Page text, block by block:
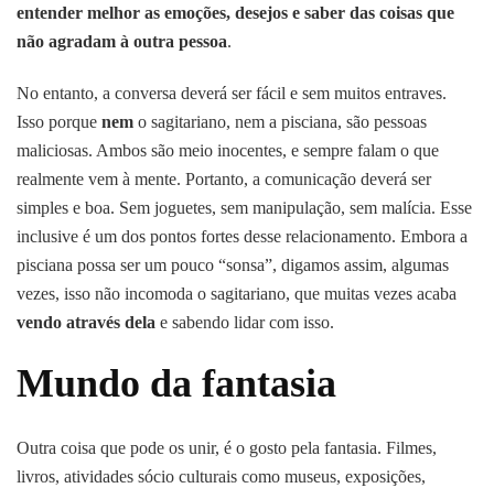
entender melhor as emoções, desejos e saber das coisas que
não agradam à outra pessoa.
No entanto, a conversa deverá ser fácil e sem muitos entraves.
Isso porque nem o sagitariano, nem a pisciana, são pessoas
maliciosas. Ambos são meio inocentes, e sempre falam o que
realmente vem à mente. Portanto, a comunicação deverá ser
simples e boa. Sem joguetes, sem manipulação, sem malícia. Esse
inclusive é um dos pontos fortes desse relacionamento. Embora a
pisciana possa ser um pouco “sonsa”, digamos assim, algumas
vezes, isso não incomoda o sagitariano, que muitas vezes acaba
vendo através dela e sabendo lidar com isso.
Mundo da fantasia
Outra coisa que pode os unir, é o gosto pela fantasia. Filmes,
livros, atividades sócio culturais como museus, exposições,